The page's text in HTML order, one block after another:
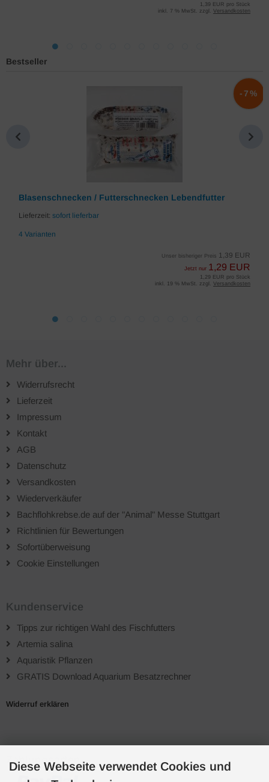
1,39 EUR pro Stück
inkl. 7 % MwSt. zzgl. Versandkosten
Bestseller
Blasenschnecken / Futterschnecken Lebendfutter
Lieferzeit: sofort lieferbar
4 Varianten
Unser bisheriger Preis 1,39 EUR
Jetzt nur 1,29 EUR
-7%
1,29 EUR pro Stück
inkl. 19 % MwSt. zzgl. Versandkosten
Mehr über...
Widerrufsrecht
Lieferzeit
Impressum
Kontakt
AGB
Datenschutz
Versandkosten
Wiederverkäufer
Bachflohkrebse.de auf der "Animal" Messe Stuttgart
Richtlinien für Bewertungen
Sofortüberweisung
Cookie Einstellungen
Kundenservice
Tipps zur richtigen Wahl des Fischfutters
Artemia salina
Aquaristik Pflanzen
GRATIS Download Aquarium Besatzrechner
Widerruf erklären
Zahlungsarten
Diese Webseite verwendet Cookies und